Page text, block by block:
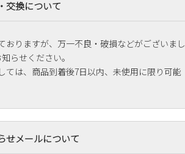
交換について
おりますが、万一不良・破損などがございまし
らせください。
ては、商品到着後7日以内、未使用に限り可能
せメールについて